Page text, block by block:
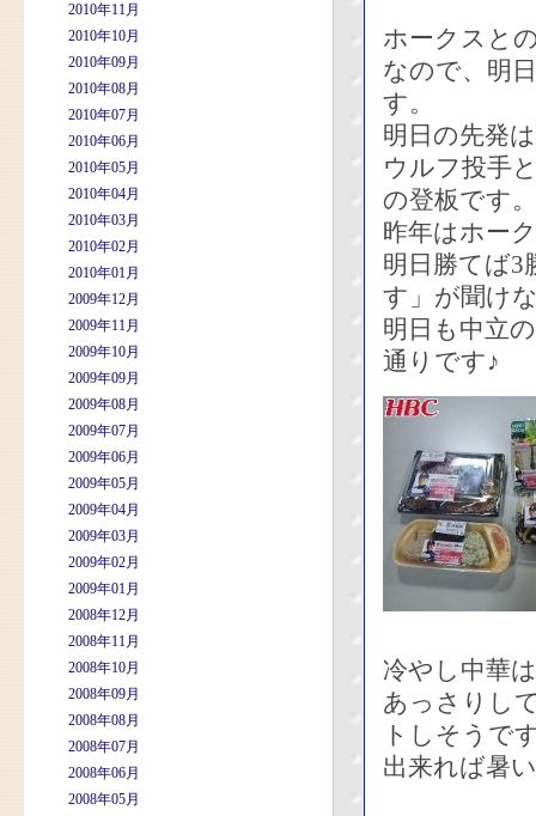
2010年11月
2010年10月
2010年09月
2010年08月
2010年07月
2010年06月
2010年05月
2010年04月
2010年03月
2010年02月
2010年01月
2009年12月
2009年11月
2009年10月
2009年09月
2009年08月
2009年07月
2009年06月
2009年05月
2009年04月
2009年03月
2009年02月
2009年01月
2008年12月
2008年11月
2008年10月
2008年09月
2008年08月
2008年07月
2008年06月
2008年05月
ホークスと
なので、明
す。
明日の先発
ウルフ投手
の登板です。
昨年はホー
明日勝てば3
す」が聞け
明日も中立
通りです♪
冷やし中華
あっさりし
トしそうで
出来れば暑